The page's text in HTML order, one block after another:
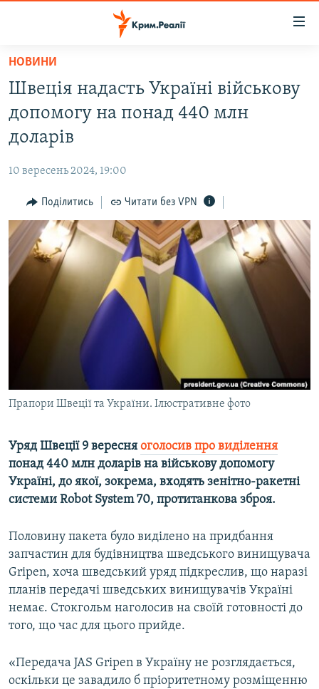
Перейти
основного
матеріалу
до
основної
навігації
Перейти
до
пошуку
ВОДА.КРИМ
ВІДЕО ТА ФОТО
БЛОГИ
ПОГЛЯД
ІНТЕРВ'Ю
ВСЕ ЗА ДЕНЬ
СПЕЦПРОЕКТИ
ВІДЕОУРОКИ «ELIFBE»
УКРАЇНСЬКА ПРОБЛЕМА КРИМУ
ІНФОГРАФІКА
ЯК ОБІЙТИ БЛОКУВАННЯ
ДОЛУЧАЙСЯ!
Усі сайти RFE/RL
НОВИНИ
Швеція надасть Україні військову
допомогу на понад 440 млн
доларів
10 вересень 2024, 19:00
Поділитись Читати без VPN
Прапори Швеції та України. Ілюстративне фото
Уряд Швеції 9 вересня оголосив про виділення
понад 440 млн доларів на військову допомогу
Україні, до якої, зокрема, входять зенітно-ракетні
системи Robot System 70, протитанкова зброя.
Половину пакета було виділено на придбання
запчастин для будівництва шведського винищувача
Gripen, хоча шведський уряд підкреслив, що наразі
планів передачі шведських винищувачів Україні
немає. Стокгольм наголосив на своїй готовності до
того, що час для цього прийде.
«Передача JAS Gripen в Україну не розглядається,
оскільки це завадило б пріоритетному розміщенню